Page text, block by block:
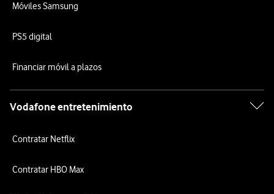
Móviles Samsung
PS5 digital
Financiar móvil a plazos
Vodafone entretenimiento
Contratar Netflix
Contratar HBO Max